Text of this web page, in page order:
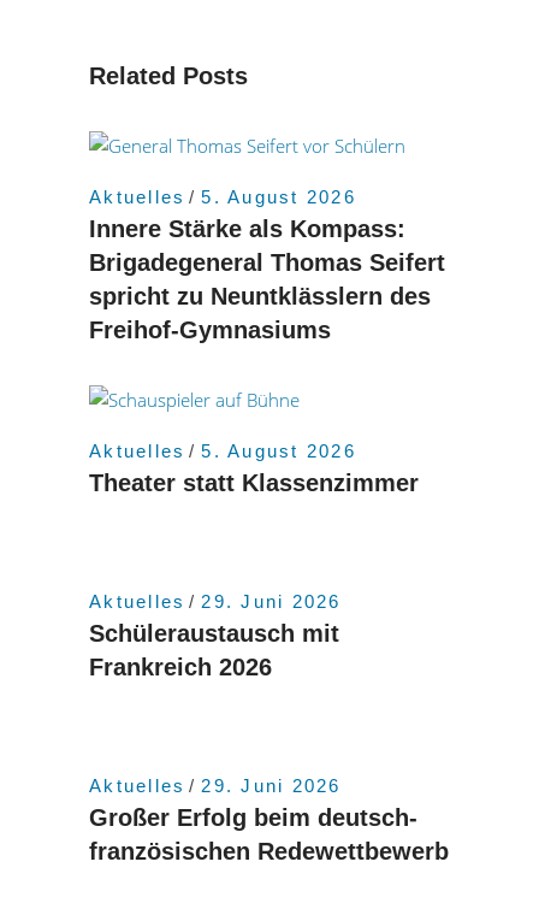
Related Posts
Aktuelles 5. August 2026
Innere Stärke als Kompass:
Brigadegeneral Thomas Seifert
spricht zu Neuntklässlern des
Freihof-Gymnasiums
Aktuelles 5. August 2026
Theater statt Klassenzimmer
Aktuelles 29. Juni 2026
Schüleraustausch mit
Frankreich 2026
Aktuelles 29. Juni 2026
Großer Erfolg beim deutsch-
französischen Redewettbewerb